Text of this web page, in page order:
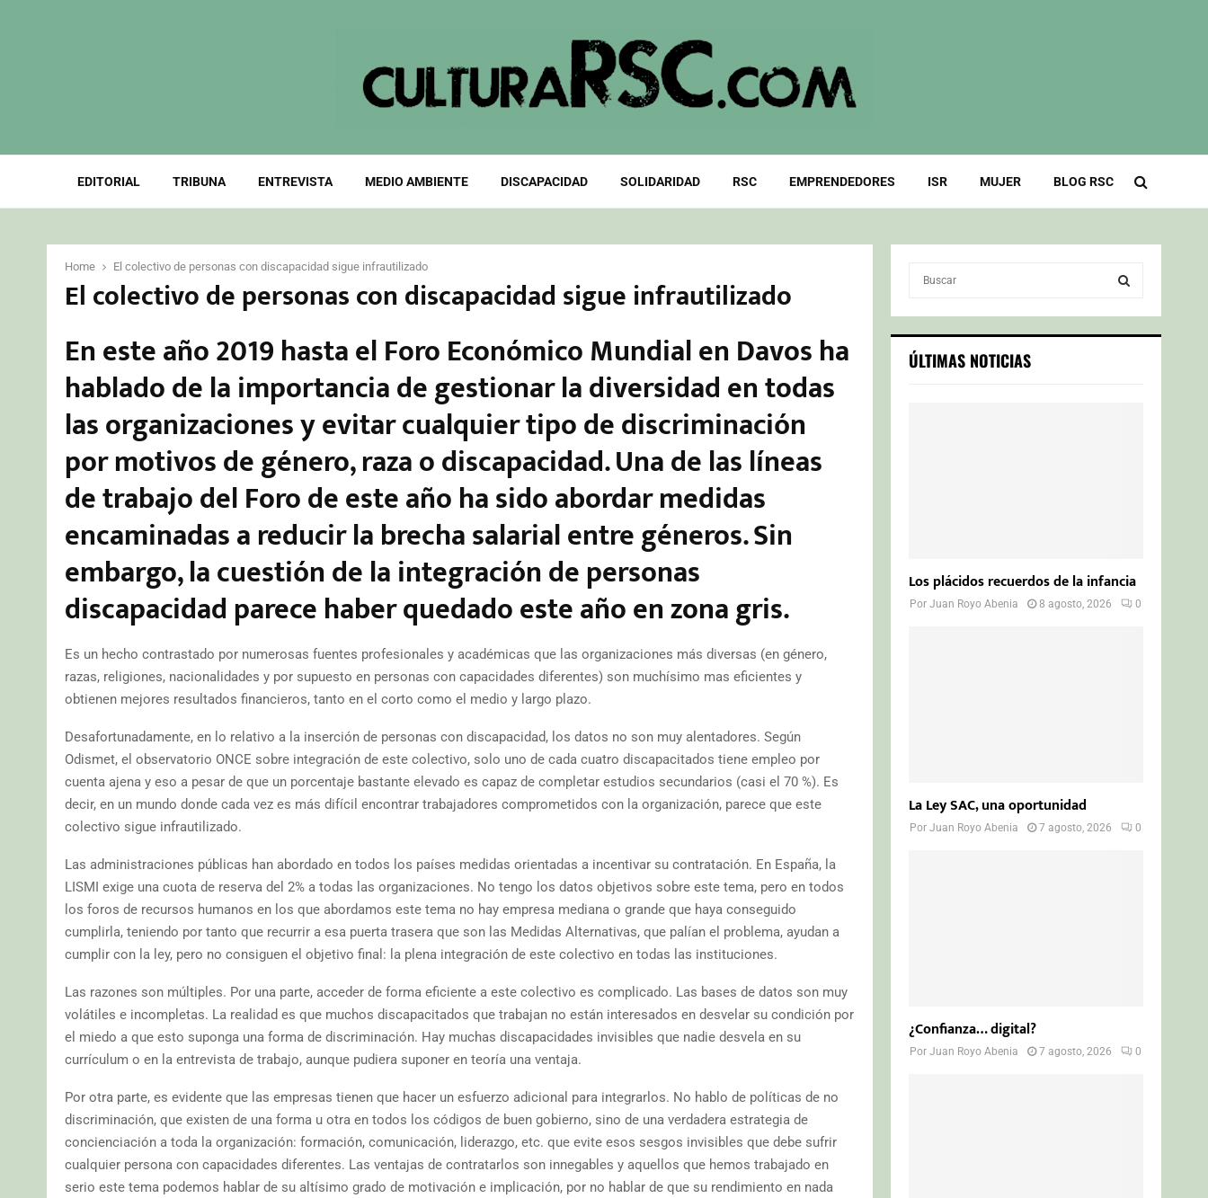
EDITORIAL TRIBUNA ENTREVISTA MEDIO AMBIENTE DISCAPACIDAD SOLIDARIDAD RSC EMPRENDEDORES ISR MUJER BLOG RSC
Home El colectivo de personas con discapacidad sigue infrautilizado
El colectivo de personas con discapacidad sigue infrautilizado
En este año 2019 hasta el Foro Económico Mundial en Davos ha
hablado de la importancia de gestionar la diversidad en todas
las organizaciones y evitar cualquier tipo de discriminación
por motivos de género, raza o discapacidad. Una de las líneas
de trabajo del Foro de este año ha sido abordar medidas
encaminadas a reducir la brecha salarial entre géneros. Sin
embargo, la cuestión de la integración de personas
discapacidad parece haber quedado este año en zona gris.
Es un hecho contrastado por numerosas fuentes profesionales y académicas que las organizaciones más diversas (en género,
razas, religiones, nacionalidades y por supuesto en personas con capacidades diferentes) son muchísimo mas eficientes y
obtienen mejores resultados financieros, tanto en el corto como el medio y largo plazo.
Desafortunadamente, en lo relativo a la inserción de personas con discapacidad, los datos no son muy alentadores. Según
Odismet, el observatorio ONCE sobre integración de este colectivo, solo uno de cada cuatro discapacitados tiene empleo por
cuenta ajena y eso a pesar de que un porcentaje bastante elevado es capaz de completar estudios secundarios (casi el 70 %). Es
decir, en un mundo donde cada vez es más difícil encontrar trabajadores comprometidos con la organización, parece que este
colectivo sigue infrautilizado.
Las administraciones públicas han abordado en todos los países medidas orientadas a incentivar su contratación. En España, la
LISMI exige una cuota de reserva del 2% a todas las organizaciones. No tengo los datos objetivos sobre este tema, pero en todos
los foros de recursos humanos en los que abordamos este tema no hay empresa mediana o grande que haya conseguido
cumplirla, teniendo por tanto que recurrir a esa puerta trasera que son las Medidas Alternativas, que palían el problema, ayudan a
cumplir con la ley, pero no consiguen el objetivo final: la plena integración de este colectivo en todas las instituciones.
Las razones son múltiples. Por una parte, acceder de forma eficiente a este colectivo es complicado. Las bases de datos son muy
volátiles e incompletas. La realidad es que muchos discapacitados que trabajan no están interesados en desvelar su condición por
el miedo a que esto suponga una forma de discriminación. Hay muchas discapacidades invisibles que nadie desvela en su
currículum o en la entrevista de trabajo, aunque pudiera suponer en teoría una ventaja.
Por otra parte, es evidente que las empresas tienen que hacer un esfuerzo adicional para integrarlos. No hablo de políticas de no
discriminación, que existen de una forma u otra en todos los códigos de buen gobierno, sino de una verdadera estrategia de
concienciación a toda la organización: formación, comunicación, liderazgo, etc. que evite esos sesgos invisibles que debe sufrir
cualquier persona con capacidades diferentes. Las ventajas de contratarlos son innegables y aquellos que hemos trabajado en
serio este tema podemos hablar de su altísimo grado de motivación e implicación, por no hablar de que su rendimiento en nada
c
h
S
ÚLTIMAS NOTICIAS
Los plácidos recuerdos de la infancia
PorJuan Royo Abenia 8 agosto, 2026 0
La Ley SAC, una oportunidad
PorJuan Royo Abenia 7 agosto, 2026 0
¿Confianza… digital?
PorJuan Royo Abenia 7 agosto, 2026 0